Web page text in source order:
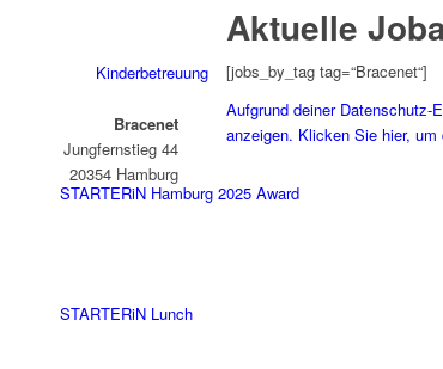
Kinderbetreuung
STARTERiN Hamburg 2025 Award
STARTERiN Lunch
Aktuelle
[jobs_by_tag tag=“Bracenet“]
Bracenet
Jungfernstieg 44
20354 Hamburg
Aufgrund deiner Datenschutz-
anzeigen. Klicken Sie hier,